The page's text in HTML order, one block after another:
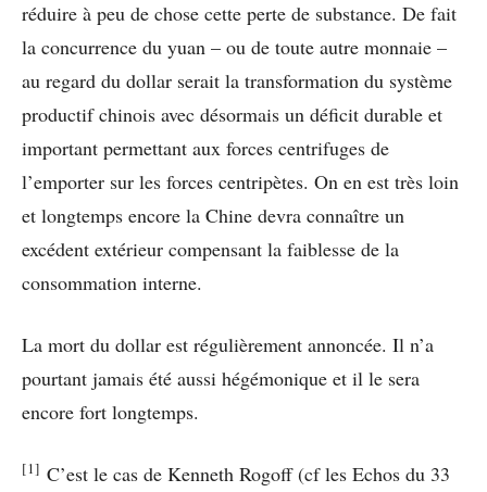
réduire à peu de chose cette perte de substance. De fait
la concurrence du yuan – ou de toute autre monnaie –
au regard du dollar serait la transformation du système
productif chinois avec désormais un déficit durable et
important permettant aux forces centrifuges de
l’emporter sur les forces centripètes. On en est très loin
et longtemps encore la Chine devra connaître un
excédent extérieur compensant la faiblesse de la
consommation interne.
La mort du dollar est régulièrement annoncée. Il n’a
pourtant jamais été aussi hégémonique et il le sera
encore fort longtemps.
[1] C’est le cas de Kenneth Rogoff (cf les Echos du 33